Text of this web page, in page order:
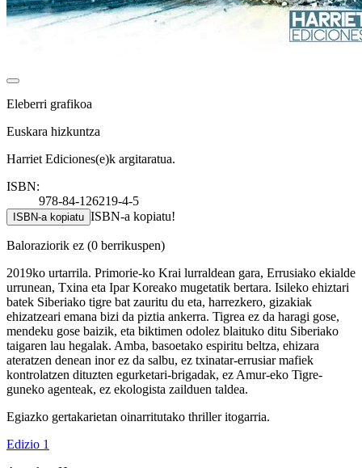
Eleberri grafikoa
Euskara hizkuntza
Harriet Ediciones(e)k argitaratua.
ISBN:
978-84-126219-4-5
ISBN-a kopiatu ISBN-a kopiatu!
Baloraziorik ez (0 berrikuspen)
2019ko urtarrila. Primorie-ko Krai lurraldean gara, Errusiako ekialde
urrunean, Txina eta Ipar Koreako mugetatik bertara. Isileko ehiztari
batek Siberiako tigre bat zauritu du eta, harrezkero, gizakiak
ehizatzeari emana bizi da piztia ankerra. Tigrea ez da haragi gose,
mendeku gose baizik, eta biktimen odolez blaituko ditu Siberiako
taigaren lau hegalak. Amba, basoetako espiritu beltza, ehizara
ateratzen denean inor ez da salbu, ez txinatar-errusiar mafiek
kontrolatzen dituzten egurketari-brigadak, ez Amur-eko Tigre-
guneko agenteak, ez ekologista zailduen taldea.
Egiazko gertakarietan oinarritutako thriller itogarria.
Edizio 1